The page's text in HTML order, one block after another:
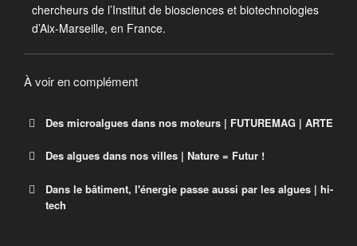
chercheurs de l’Institut de biosciences et biotechnologies
d’Aix-Marseille, en France.
À voir en complément
Des microalgues dans nos moteurs | FUTUREMAG | ARTE
Des algues dans nos villes | Nature = Futur !
Dans le bâtiment, l'énergie passe aussi par les algues | hi-
tech